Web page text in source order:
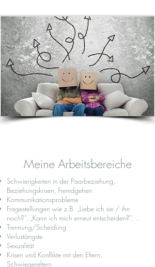
Meine Arbeitsbereiche
Schwierigkeiten in der Paarbeziehung,
Beziehungskrisen, Fremdgehen
Kommunikationsprobleme
Fragestellungen wie z.B. „Liebe ich sie / ihn
noch?“, „Kann ich mich erneut entscheiden?“, …
Trennung/Scheidung
Verlustängste
Sexualität
Krisen und Konflikte mit den Eltern,
Schwiegereltern